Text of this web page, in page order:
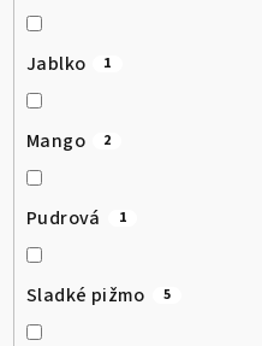
Jablko 1
Mango 2
Pudrová 1
Sladké pižmo 5